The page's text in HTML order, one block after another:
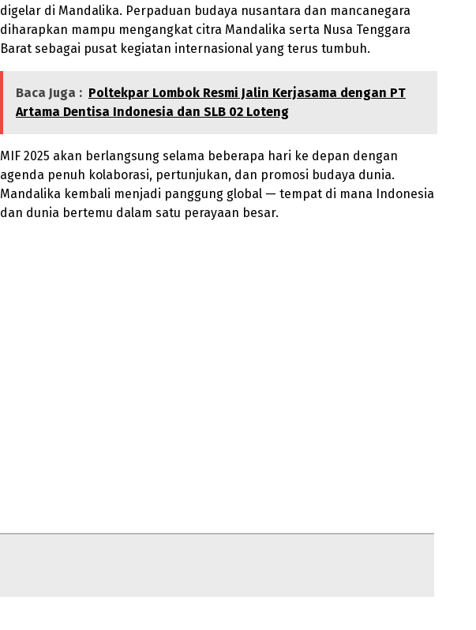
digelar di Mandalika. Perpaduan budaya nusantara dan mancanegara
diharapkan mampu mengangkat citra Mandalika serta Nusa Tenggara
Barat sebagai pusat kegiatan internasional yang terus tumbuh.
Baca Juga : Poltekpar Lombok Resmi Jalin Kerjasama dengan PT
Artama Dentisa Indonesia dan SLB 02 Loteng
MIF 2025 akan berlangsung selama beberapa hari ke depan dengan
agenda penuh kolaborasi, pertunjukan, dan promosi budaya dunia.
Mandalika kembali menjadi panggung global — tempat di mana Indonesia
dan dunia bertemu dalam satu perayaan besar.